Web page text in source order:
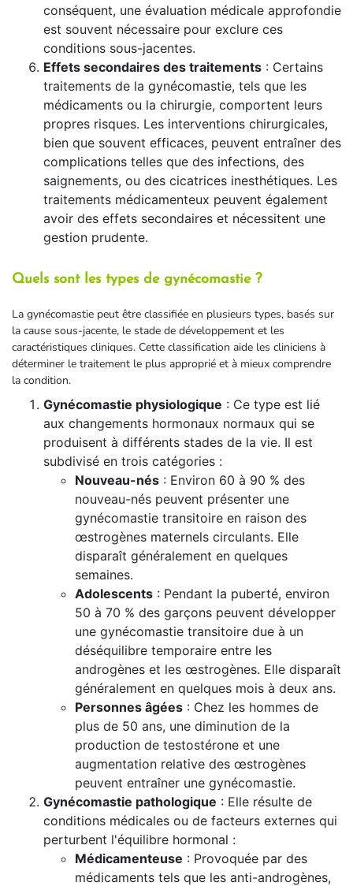
conséquent, une évaluation médicale approfondie
est souvent nécessaire pour exclure ces
conditions sous-jacentes.
Effets secondaires des traitements : Certains
traitements de la gynécomastie, tels que les
médicaments ou la chirurgie, comportent leurs
propres risques. Les interventions chirurgicales,
bien que souvent efficaces, peuvent entraîner des
complications telles que des infections, des
saignements, ou des cicatrices inesthétiques. Les
traitements médicamenteux peuvent également
avoir des effets secondaires et nécessitent une
gestion prudente.
Quels sont les types de gynécomastie ?
La gynécomastie peut être classifiée en plusieurs types, basés sur
la cause sous-jacente, le stade de développement et les
caractéristiques cliniques. Cette classification aide les cliniciens à
déterminer le traitement le plus approprié et à mieux comprendre
la condition.
Gynécomastie physiologique : Ce type est lié
aux changements hormonaux normaux qui se
produisent à différents stades de la vie. Il est
subdivisé en trois catégories :
Nouveau-nés : Environ 60 à 90 % des
nouveau-nés peuvent présenter une
gynécomastie transitoire en raison des
œstrogènes maternels circulants. Elle
disparaît généralement en quelques
semaines.
Adolescents : Pendant la puberté, environ
50 à 70 % des garçons peuvent développer
une gynécomastie transitoire due à un
déséquilibre temporaire entre les
androgènes et les œstrogènes. Elle disparaît
généralement en quelques mois à deux ans.
Personnes âgées : Chez les hommes de
plus de 50 ans, une diminution de la
production de testostérone et une
augmentation relative des œstrogènes
peuvent entraîner une gynécomastie.
Gynécomastie pathologique : Elle résulte de
conditions médicales ou de facteurs externes qui
perturbent l'équilibre hormonal :
Médicamenteuse : Provoquée par des
médicaments tels que les anti-androgènes,